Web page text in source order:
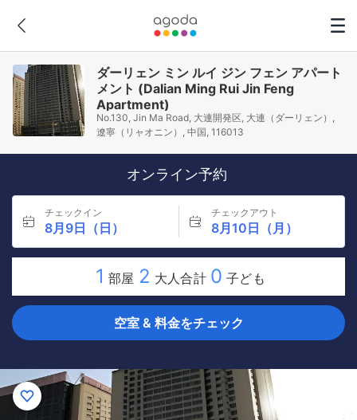
ダーリェン ミン ルイ ジン フェン アパート
メント (Dalian Ming Rui Jin Feng
Apartment)
No.130, Jin Ma Road, 大連開発区, 大連（ダーリェン）,
遼寧（リャオニン）, 中国, 116013
オンライン予約
チェックイン
8月9日（日）
チェックアウト
8月10日（月）
1 部屋 2 大人合計 0 子ども
空室 & 料金をチェック